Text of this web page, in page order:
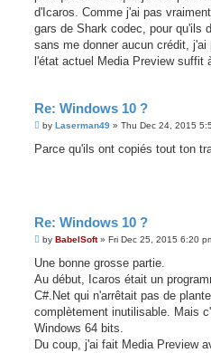
d'Icaros. Comme j'ai pas
gars de Shark codec, pour qu'ils
sans me donner aucun crédit,
l'état actuel Media Preview suffit
Re: Windows 10 ?
P
s
by Laserman49 » Thu Dec 24, 2015
Parce qu'ils ont copiés tout ton
Re: Windows 10 ?
P
s
by BabelSoft» Fri Dec 25, 2015 6:20
Une bonne grosse partie.
Au début, Icaros était un
C#.Net qui n'arrêtait pas de
complètement inutilisable. Mais
Windows 64 bits.
Du coup, j'ai fait Media Preview